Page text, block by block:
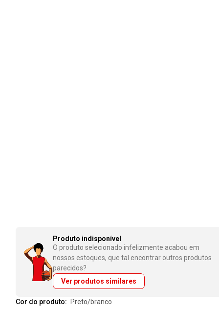
Produto indisponível
O produto selecionado infelizmente acabou em
nossos estoques, que tal encontrar outros produtos
parecidos?
Ver produtos similares
Cor do produto: preto/branco